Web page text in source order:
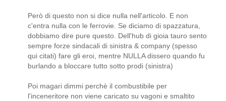
Però di questo non si dice nulla nell'articolo. E non
c'entra nulla con le ferrovie. Se diciamo di spazzatura,
dobbiamo dire pure questo. Dell'hub di gioia tauro sento
sempre forze sindacali di sinistra & company (spesso
qui citati) fare gli eroi, mentre NULLA dissero quando fu
burlando a bloccare tutto sotto prodi (sinistra)
Poi magari dimmi perchè il combustibile per
l'inceneritore non viene caricato su vagoni e smaltito